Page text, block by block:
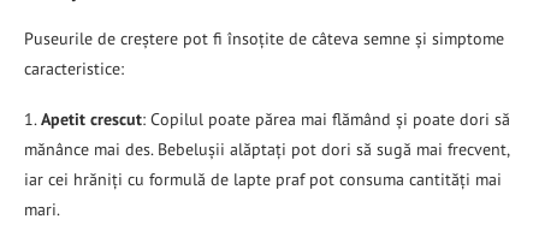
Puseurile de creștere pot fi însoțite de câteva semne și simptome
caracteristice:
1.Apetit crescut: Copilul poate părea mai flămând și poate dori să
mănânce mai des. Bebelușii alăptați pot dori să sugă mai frecvent,
iar cei hrăniți cu formulă de lapte praf pot consuma cantități mai
mari.